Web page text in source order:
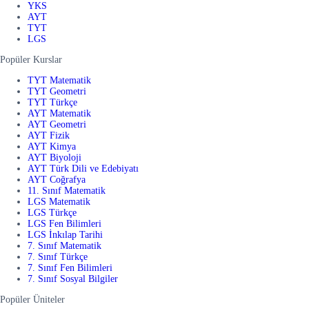
YKS
AYT
TYT
LGS
Popüler Kurslar
TYT Matematik
TYT Geometri
TYT Türkçe
AYT Matematik
AYT Geometri
AYT Fizik
AYT Kimya
AYT Biyoloji
AYT Türk Dili ve Edebiyatı
AYT Coğrafya
11. Sınıf Matematik
LGS Matematik
LGS Türkçe
LGS Fen Bilimleri
LGS İnkılap Tarihi
7. Sınıf Matematik
7. Sınıf Türkçe
7. Sınıf Fen Bilimleri
7. Sınıf Sosyal Bilgiler
Popüler Üniteler